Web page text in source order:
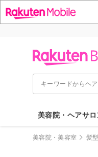
美容院・ヘアサロ
美容院・美容室 髪